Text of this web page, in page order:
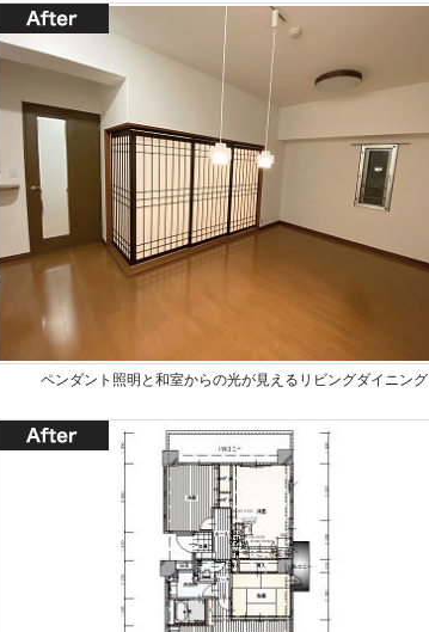
ペンダント照明と和室からの光が見えるリビングダイニング